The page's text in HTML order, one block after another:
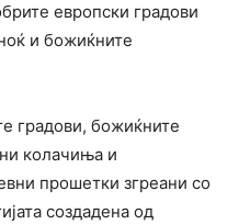
европски градови
и божиќните
градови, божиќните
колачиња и
прошетки згреани со
создадена од